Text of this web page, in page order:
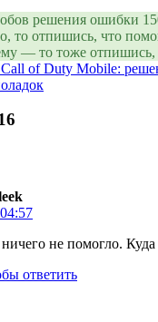
решения ошибки
то отпишись, что
— то тоже отпишись,
of Duty Mobile:
не помогло.
ответить